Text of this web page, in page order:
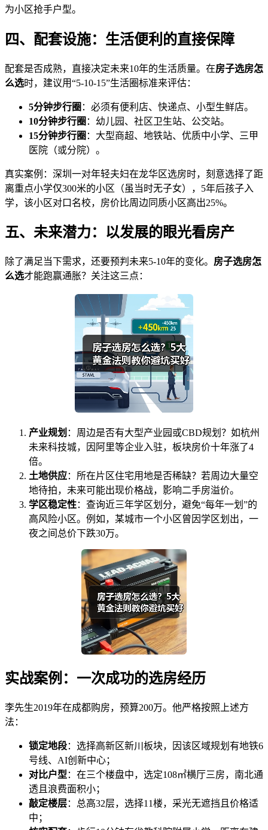
为小区抢手户型。
四、配套设施：生活便利的直接保障
配套是否成熟，直接决定未来10年的生活质量。在房子选房怎
么选时，建议用“5-10-15”生活圈标准来评估：
5分钟步行圈 ：必须有便利店、快递点、小型生鲜店。
10分钟步行圈 ：幼儿园、社区卫生站、公交站。
15分钟步行圈 ：大型商超、地铁站、优质中小学、三甲
医院（或分院）。
真实案例：深圳一对年轻夫妇在龙华区选房时，刻意选择了距
离重点小学仅300米的小区（虽当时无子女），5年后孩子入
学，该小区对口名校，房价比周边同质小区高出25%。
五、未来潜力：以发展的眼光看房产
除了满足当下需求，还要预判未来5-10年的变化。 房子选房怎
么选才能跑赢通胀？关注这三点：
产业规划 ：周边是否有大型产业园或CBD规划？如杭州
未来科技城，因阿里等企业入驻，板块房价十年涨了4
倍。
土地供应：所在片区住宅用地是否稀缺？若周边大量空
地待拍，未来可能出现价格战，影响二手房溢价。
学区稳定性：查询近三年学区划分，避免“每年一划”的
高风险小区。例如，某城市一个小区曾因学区划出，一
夜之间总价下跌30万。
实战案例：一次成功的选房经历
李先生2019年在成都购房，预算200万。他严格按照上述方
法：
锁定地段：选择高新区新川板块，因该区域规划有地铁6
号线、AI创新中心；
对比户型 ：在三个楼盘中，选定108㎡横厅三房，南北通
透且浪费面积小；
敲定楼层：总高32层，选择11楼，采光无遮挡且价格适
中；